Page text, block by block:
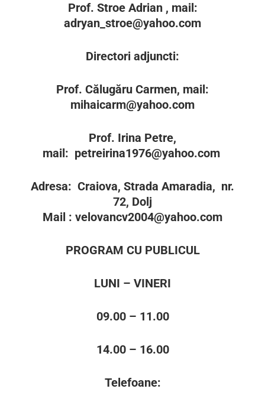
Prof. Stroe Adrian , mail:
adryan_stroe@yahoo.com
Directori adjuncti:
Prof. Călugăru Carmen, mail:
mihaicarm@yahoo.com
Prof. Irina Petre,
mail: petreirina1976@yahoo.com
Adresa: Craiova, Strada Amaradia, nr.
72, Dolj
Mail : velovancv2004@yahoo.com
PROGRAM CU PUBLICUL
LUNI – VINERI
09.00 – 11.00
14.00 – 16.00
Telefoane: